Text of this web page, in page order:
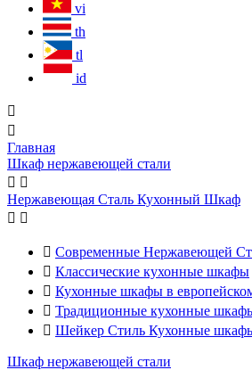
vi
th
tl
id


Главная
Шкаф нержавеющей стали
 
Нержавеющая Сталь Кухонный Шкаф
 
 Современные Нержавеющей
 Классические кухонные шкафы
 Кухонные шкафы в
 Традиционные кухонные
 Шейкер Стиль Кухонные
Шкаф нержавеющей стали